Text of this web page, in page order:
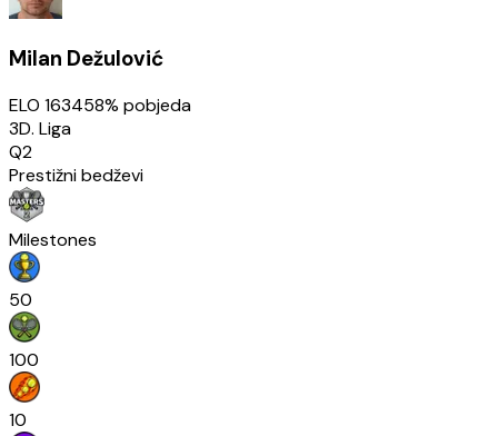
Milan Dežulović
ELO 163458% pobjeda
3D. Liga
Q2
Prestižni bedževi
Milestones
50
100
10